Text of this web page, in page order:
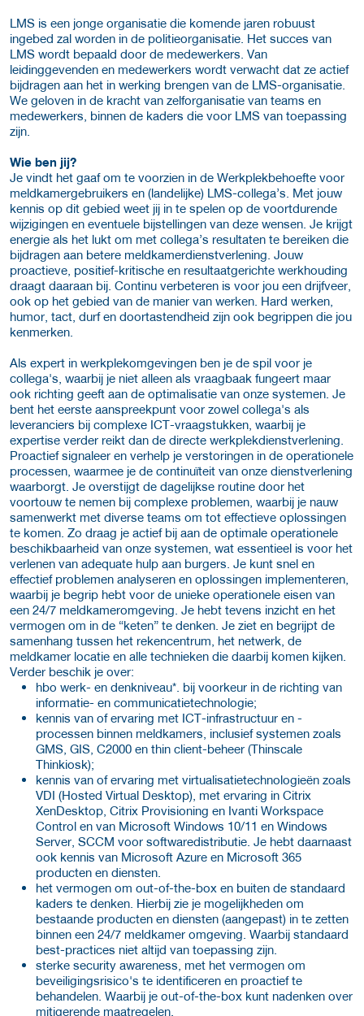
LMS is een jonge organisatie die komende jaren robuust
ingebed zal worden in de politieorganisatie. Het succes van
LMS wordt bepaald door de medewerkers. Van
leidinggevenden en medewerkers wordt verwacht dat ze actief
bijdragen aan het in werking brengen van de LMS-organisatie.
We geloven in de kracht van zelforganisatie van teams en
medewerkers, binnen de kaders die voor LMS van toepassing
zijn.
Wie ben jij?
Je vindt het gaaf om te voorzien in de Werkplekbehoefte voor
meldkamergebruikers en (landelijke) LMS-collega’s. Met jouw
kennis op dit gebied weet jij in te spelen op de voortdurende
wijzigingen en eventuele bijstellingen van deze wensen. Je krijgt
energie als het lukt om met collega’s resultaten te bereiken die
bijdragen aan betere meldkamerdienstverlening. Jouw
proactieve, positief-kritische en resultaatgerichte werkhouding
draagt daaraan bij. Continu verbeteren is voor jou een drijfveer,
ook op het gebied van de manier van werken. Hard werken,
humor, tact, durf en doortastendheid zijn ook begrippen die jou
kenmerken.
Als expert in werkplekomgevingen ben je de spil voor je
collega's, waarbij je niet alleen als vraagbaak fungeert maar
ook richting geeft aan de optimalisatie van onze systemen. Je
bent het eerste aanspreekpunt voor zowel collega's als
leveranciers bij complexe ICT-vraagstukken, waarbij je
expertise verder reikt dan de directe werkplekdienstverlening.
Proactief signaleer en verhelp je verstoringen in de operationele
processen, waarmee je de continuïteit van onze dienstverlening
waarborgt. Je overstijgt de dagelijkse routine door het
voortouw te nemen bij complexe problemen, waarbij je nauw
samenwerkt met diverse teams om tot effectieve oplossingen
te komen. Zo draag je actief bij aan de optimale operationele
beschikbaarheid van onze systemen, wat essentieel is voor het
verlenen van adequate hulp aan burgers. Je kunt snel en
effectief problemen analyseren en oplossingen implementeren,
waarbij je begrip hebt voor de unieke operationele eisen van
een 24/7 meldkameromgeving. Je hebt tevens inzicht en het
vermogen om in de “keten” te denken. Je ziet en begrijpt de
samenhang tussen het rekencentrum, het netwerk, de
meldkamer locatie en alle technieken die daarbij komen kijken.
Verder beschik je over:
hbo werk- en denkniveau*. bij voorkeur in de richting van
informatie- en communicatietechnologie;
kennis van of ervaring met ICT-infrastructuur en -
processen binnen meldkamers, inclusief systemen zoals
GMS, GIS, C2000 en thin client-beheer (Thinscale
Thinkiosk);
kennis van of ervaring met virtualisatietechnologieën zoals
VDI (Hosted Virtual Desktop), met ervaring in Citrix
XenDesktop, Citrix Provisioning en Ivanti Workspace
Control en van Microsoft Windows 10/11 en Windows
Server, SCCM voor softwaredistributie. Je hebt daarnaast
ook kennis van Microsoft Azure en Microsoft 365
producten en diensten.
het vermogen om out-of-the-box en buiten de standaard
kaders te denken. Hierbij zie je mogelijkheden om
bestaande producten en diensten (aangepast) in te zetten
binnen een 24/7 meldkamer omgeving. Waarbij standaard
best-practices niet altijd van toepassing zijn.
sterke security awareness, met het vermogen om
beveiligingsrisico's te identificeren en proactief te
behandelen. Waarbij je out-of-the-box kunt nadenken over
mitigerende maatregelen.